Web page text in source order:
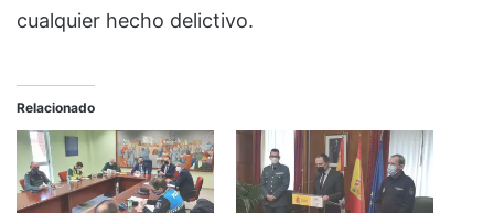
cualquier hecho delictivo.
Relacionado